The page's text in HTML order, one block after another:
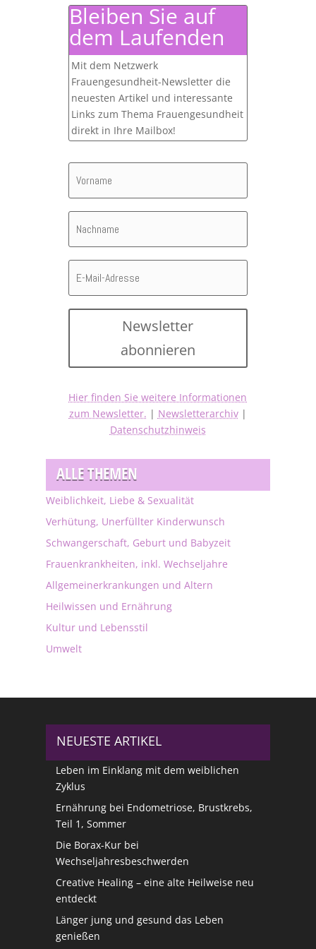
Bleiben Sie auf
dem Laufenden
Mit dem Netzwerk
Frauengesundheit-Newsletter die
neuesten Artikel und interessante
Links zum Thema Frauengesundheit
direkt in Ihre Mailbox!
Newsletter
abonnieren
Hier finden Sie weitere Informationen
zum Newsletter. | Newsletterarchiv|
Datenschutzhinweis
ALLE THEMEN
Weiblichkeit, Liebe & Sexualität
Verhütung, Unerfüllter Kinderwunsch
Schwangerschaft, Geburt und Babyzeit
Frauenkrankheiten, inkl. Wechseljahre
Allgemeinerkrankungen und Altern
Heilwissen und Ernährung
Kultur und Lebensstil
Umwelt
NEUESTE ARTIKEL
Leben im Einklang mit dem weiblichen
Zyklus
Ernährung bei Endometriose, Brustkrebs,
Teil 1, Sommer
Die Borax-Kur bei
Wechseljahresbeschwerden
Creative Healing – eine alte Heilweise neu
entdeckt
Länger jung und gesund das Leben
genießen